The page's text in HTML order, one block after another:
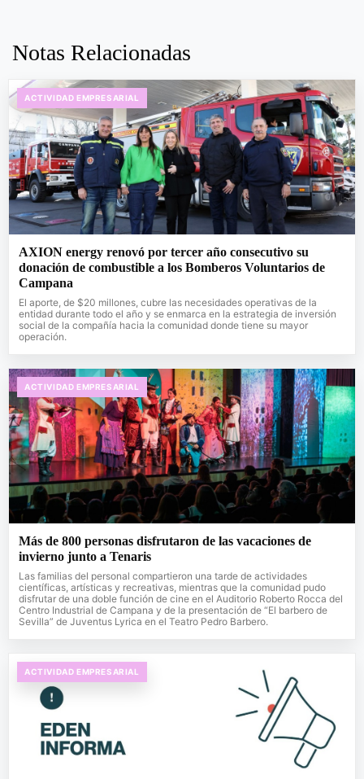
Notas Relacionadas
ACTIVIDAD EMPRESARIAL
AXION energy renovó por tercer año consecutivo su
donación de combustible a los Bomberos Voluntarios de
Campana
El aporte, de $20 millones, cubre las necesidades operativas de la
entidad durante todo el año y se enmarca en la estrategia de inversión
social de la compañía hacia la comunidad donde tiene su mayor
operación.
ACTIVIDAD EMPRESARIAL
Más de 800 personas disfrutaron de las vacaciones de
invierno junto a Tenaris
Las familias del personal compartieron una tarde de actividades
científicas, artísticas y recreativas, mientras que la comunidad pudo
disfrutar de una doble función de cine en el Auditorio Roberto Rocca del
Centro Industrial de Campana y de la presentación de “El barbero de
Sevilla” de Juventus Lyrica en el Teatro Pedro Barbero.
ACTIVIDAD EMPRESARIAL